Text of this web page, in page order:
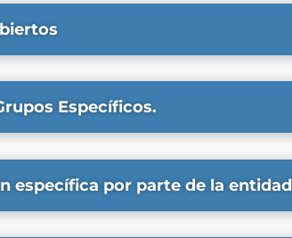
Específicos.
específica por parte de la entidad